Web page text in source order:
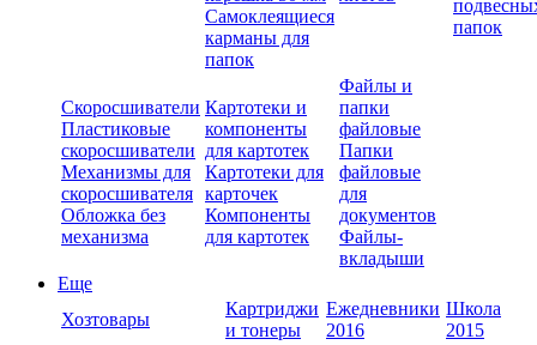
Самоклеящиеся
карманы для
папок
папок
Скоросшиватели
Пластиковые
скоросшиватели
Механизмы для
скоросшивателя
Обложка без
механизма
Картотеки и
компоненты
для картотек
Картотеки для
карточек
Компоненты
для картотек
Файлы и
папки
файловые
Папки
файловые
для
документов
Файлы-
вкладыши
Еще
Хозтовары
Картриджи
и тонеры
Ежедневники
2016
Школа
2015